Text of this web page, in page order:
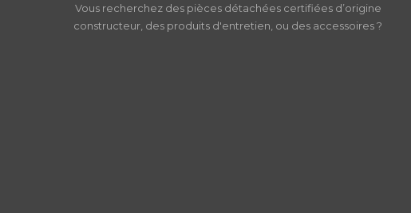
Vous recherchez des pièces détachées certifiées d’origine
constructeur, des produits d'entretien, ou des accessoires ?